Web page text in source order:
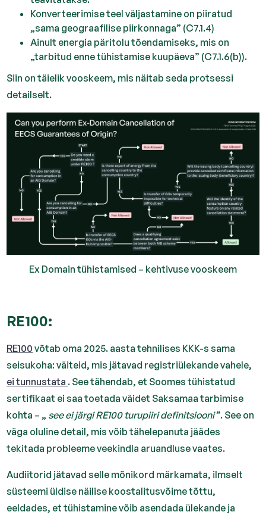
Konverteerimise teel väljastamine on piiratud
„sama geograafilise piirkonnaga” (C7.1.4)
Ainult energia päritolu tõendamiseks, mis on
„tarbitud enne tühistamise kuupäeva” (C7.1.6(b)).
Siin on täielik vooskeem, mis näitab seda protsessi
detailselt.
Ex Domain tühistamised – kehtivuse vooskeem
RE100:
RE100 võtab oma 2025. aasta tehnilises KKK-s sama
seisukoha: väiteid, mis jätavad registriülekande vahele,
ei tunnustata . See tähendab, et Soomes tühistatud
sertifikaat ei saa toetada väidet Saksamaa tarbimise
kohta – „ see ei järgi RE100 turupiiri definitsiooni”. See on
väga oluline detail, mis võib tähelepanuta jäädes
tekitada probleeme veekindla aruandluse vaates.
Audiitorid jätavad selle mõnikord märkamata, ilmselt
süsteemi üldise näilise koostalitusvõime tõttu,
eeldades, et tühistamine võib asendada ülekande ja